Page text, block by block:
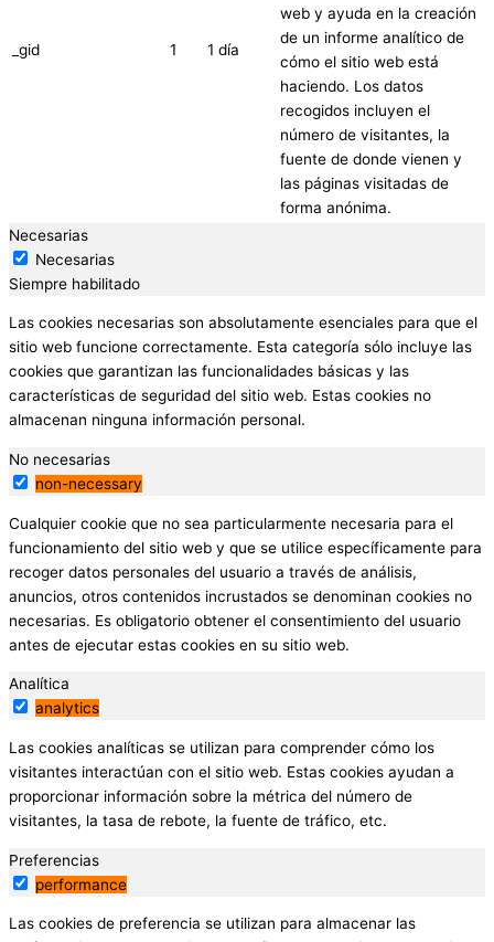
_gid 1 1 día
web y ayuda en la creación
de un informe analítico de
cómo el sitio web está
haciendo. Los datos
recogidos incluyen el
número de visitantes, la
fuente de donde vienen y
las páginas visitadas de
forma anónima.
Necesarias
Necesarias
Siempre habilitado
Las cookies necesarias son absolutamente esenciales para que el
sitio web funcione correctamente. Esta categoría sólo incluye las
cookies que garantizan las funcionalidades básicas y las
características de seguridad del sitio web. Estas cookies no
almacenan ninguna información personal.
No necesarias
non-necessary
Cualquier cookie que no sea particularmente necesaria para el
funcionamiento del sitio web y que se utilice específicamente para
recoger datos personales del usuario a través de análisis,
anuncios, otros contenidos incrustados se denominan cookies no
necesarias. Es obligatorio obtener el consentimiento del usuario
antes de ejecutar estas cookies en su sitio web.
Analítica
analytics
Las cookies analíticas se utilizan para comprender cómo los
visitantes interactúan con el sitio web. Estas cookies ayudan a
proporcionar información sobre la métrica del número de
visitantes, la tasa de rebote, la fuente de tráfico, etc.
Preferencias
performance
Las cookies de preferencia se utilizan para almacenar las